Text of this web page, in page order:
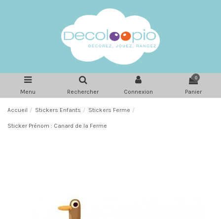
Menu Rechercher Connexion
0
Panier
Accueil Stickers Enfants Stickers Ferme
Sticker Prénom : Canard de la Ferme